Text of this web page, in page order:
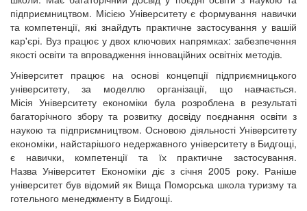
підприємництвом. Місією Університету є формування навички
та компетенції, які знайдуть практичне застосування у вашій
кар'єрі. Вузпрацює у двох ключових напрямках: забезпечення
якості освіти та впровадження інноваційних освітніх методів.
Університет працює на основі концепції підприємницького
університету, за моделлю організації, що навчається.
Місія Університету економіки була розроблена в результаті
багаторічного збору та розвитку досвіду поєднання освіти з
наукою та підприємництвом. Основою діяльності Університету
економіки, найстарішого недержавного університету в Бидгощі,
є навички, компетенції та їх практичне застосування.
Назва Університет Економіки діє з січня 2005 року. Раніше
університет був відомий як Вища Поморська школа туризму та
готельного менеджменту в Бидгощі.